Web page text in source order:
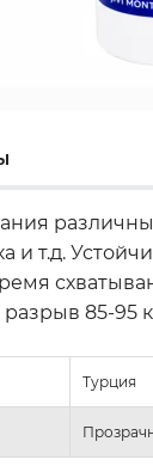
и т.д.
85-95
Турция